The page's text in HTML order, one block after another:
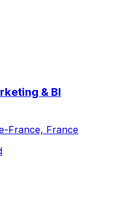
& BI
France, France